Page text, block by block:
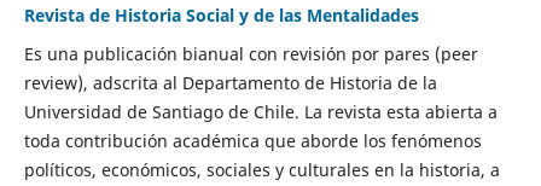
Revista de Historia Social y de las Mentalidades
Es una publicación bianual con revisión por pares (peer
review), adscrita al Departamento de Historia de la
Universidad de Santiago de Chile. La revista esta abierta a
toda contribución académica que aborde los fenómenos
políticos, económicos, sociales y culturales en la historia, a